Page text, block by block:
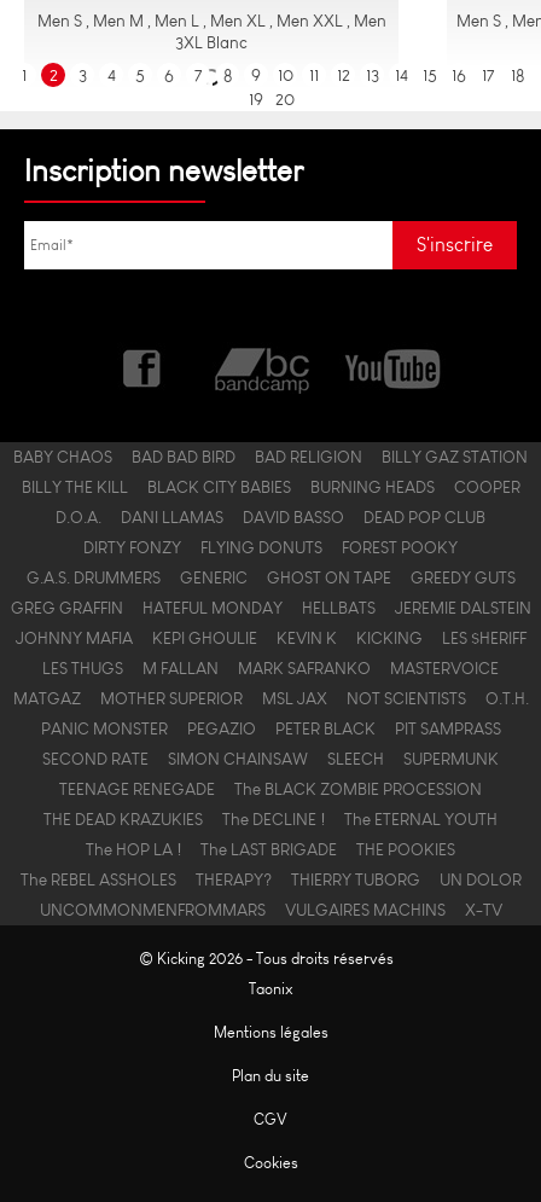
Men S , Men M , Men L , Men XL , Men XXL Yellow
1 2 3 4 5 6 7 8 9 10 11 12 13 14 15 16 17
18
19 20
Inscription newsletter
BABY CHAOS BAD BAD BIRD BAD RELIGION
BILLY GAZ STATION
BILLY THE KILL
BLACK CITY BABIES BURNING HEADS
COOPER
D.O.A.
DANI LLAMAS DAVID BASSO
DEAD POP CLUB
DIRTY FONZY
FLYING DONUTS
FOREST POOKY
G.A.S. DRUMMERS
GENERIC GHOST ON TAPE
GREEDY GUTS
GREG GRAFFIN
HATEFUL MONDAY HELLBATS
JEREMIE DALSTEIN
JOHNNY MAFIA
KEPI GHOULIE KEVIN K KICKING
LES $HERIFF
LES THUGS
M FALLAN MARK SAFRANKO
MASTERVOICE
MATGAZ
MOTHER SUPERIOR MSL JAX NOT SCIENTISTS
O.T.H.
PANIC MONSTER
PEGAZIO PETER BLACK
PIT SAMPRASS
SECOND RATE
SIMON CHAINSAW SLEECH
SUPERMUNK
TEENAGE RENEGADE
The BLACK ZOMBIE PROCESSION
THE DEAD KRAZUKIES
The DECLINE !
The ETERNAL YOUTH
The HOP LA !
The LAST BRIGADE
THE POOKIES
The REBEL ASSHOLES
THERAPY? THIERRY TUBORG
UN DOLOR
UNCOMMONMENFROMMARS
VULGAIRES MACHINS X-TV
© Kicking 2026 - Tous droits réservés
Taonix
Mentions légales
Plan du site
CGV
Cookies